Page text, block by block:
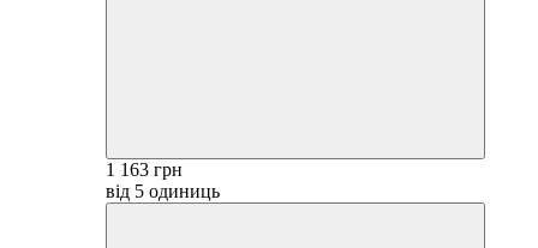
1 163 грн
від 5 одиниць